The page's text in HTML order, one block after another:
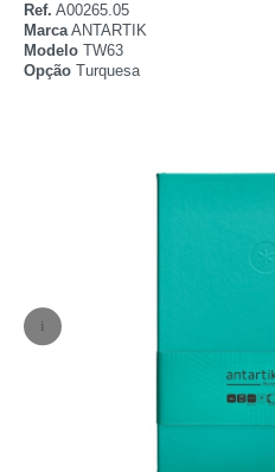
Ref. A00265.05
MarcaANTARTIK
Modelo TW63
Opção Turquesa